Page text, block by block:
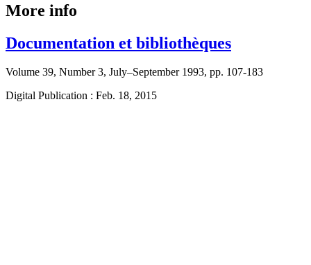
More info
Documentation et bibliothèques
Volume 39, Number 3, July–September 1993, pp. 107-183
Digital Publication : Feb. 18, 2015